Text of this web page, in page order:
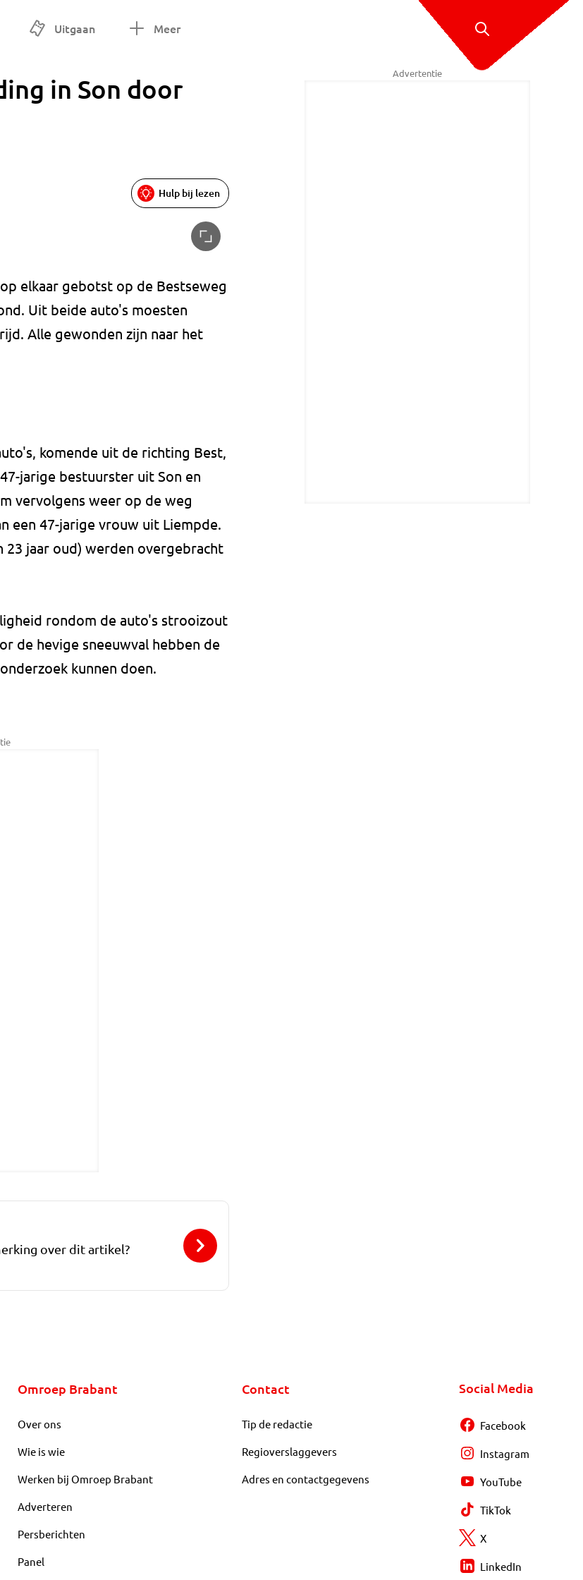
Uitgaan Meer
in Son door
Hulp bij lezen
elkaar gebotst op de Bestseweg
Uit beide auto's moesten
Alle gewonden zijn naar het
komende uit de richting Best,
jarige bestuurster uit Son en
vervolgens weer op de weg
een 47-jarige vrouw uit Liempde.
jaar oud) werden overgebracht
rondom de auto's strooizout
de hevige sneeuwval hebben de
kunnen doen.
Advertentie
over dit artikel?
Omroep Brabant
Over ons
Wie is wie
Werken bij Omroep Brabant
Adverteren
Persberichten
Panel
Contact
Tip de redactie
Regioverslaggevers
Adres en contactgegevens
Social Media
Facebook
Instagram
YouTube
TikTok
X
LinkedIn